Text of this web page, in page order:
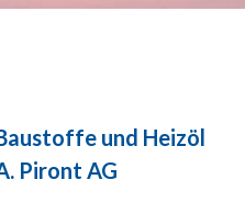
und Heizöl
Piront AG